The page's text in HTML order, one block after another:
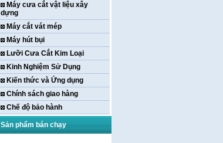
Máy cưa cắt vật liệu xây
dựng
Máy cắt vát mép
Máy hút bụi
Lưỡi Cưa Cắt Kim Loại
Kinh Nghiệm Sử Dụng
Kiến thức và Ứng dụng
Chính sách giao hàng
Chế độ bảo hành
Sản phẩm bán chạy